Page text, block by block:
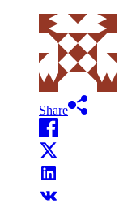
Share